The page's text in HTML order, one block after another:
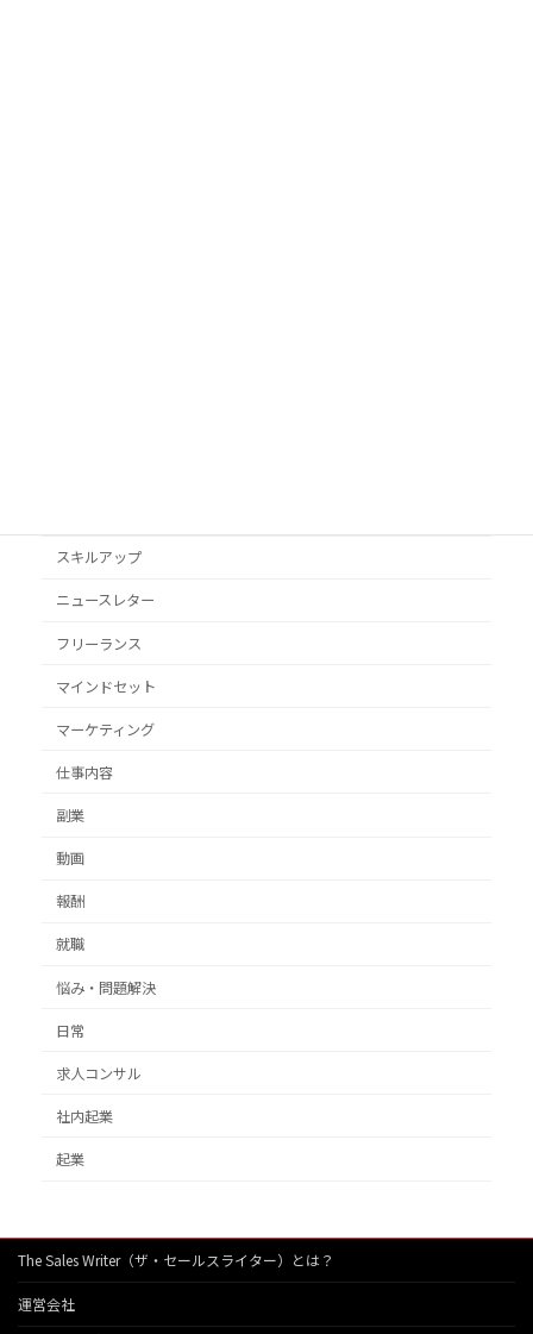
スキルアップ
ニュースレター
フリーランス
マインドセット
マーケティング
仕事内容
副業
動画
報酬
就職
悩み・問題解決
日常
求人コンサル
社内起業
起業
The Sales Writer（ザ・セールスライター）とは？
運営会社